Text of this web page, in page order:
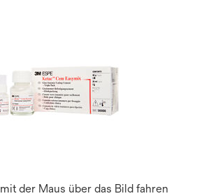
der Maus über das Bild fahren